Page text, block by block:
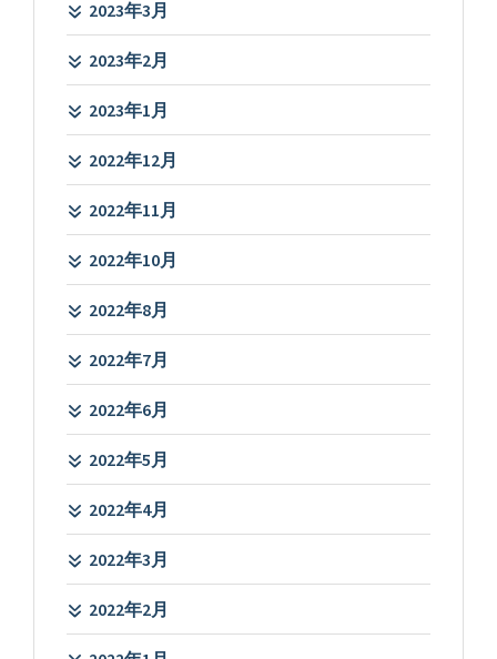
2023年3月
2023年2月
2023年1月
2022年12月
2022年11月
2022年10月
2022年8月
2022年7月
2022年6月
2022年5月
2022年4月
2022年3月
2022年2月